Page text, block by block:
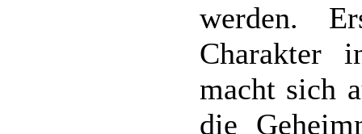
werden.
Charakter
macht sich
die